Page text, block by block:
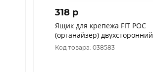
318 p
Ящик для крепежа FIT РОС
(органайзер) двухсторонний 7"
(17,5 х 10,6 х 4,6 см) 65645
Код товара: 038583